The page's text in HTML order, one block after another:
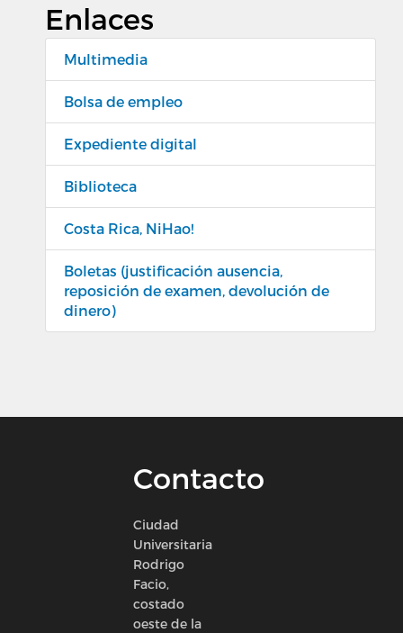
Enlaces
Multimedia
Bolsa de empleo
Expediente digital
Biblioteca
Costa Rica, NiHao!
Boletas (justificación ausencia,
reposición de examen, devolución de
dinero)
Contacto
Ciudad
Universitaria
Rodrigo
Facio,
costado
oeste de la